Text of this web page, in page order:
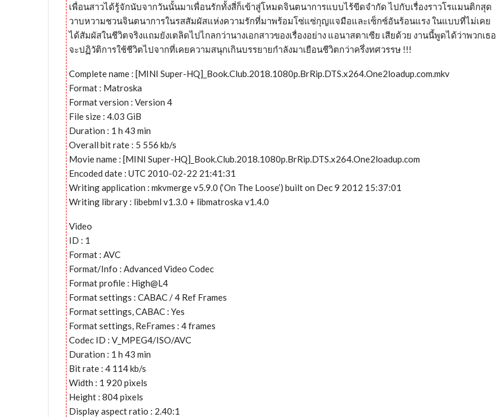
เพื่อนสาวได้รู้จักนับจากวันนั้นมาเพื่อนรักทั้งสี่ก็เข้าสู่โหมดจินตนาการแบบไร้ขีดจำกัด ไปกับเรื่องราวโรแมนติกสุด
วาบหวามชวนจินตนาการในรสสัมผัสแห่งความรักที่มาพร้อมโซ่แซ่กุญแจมือและเซ็กซ์อันร้อนแรง ในแบบที่ไม่เคย
ได้สัมผัสในชีวิตจริงแถมยังเตลิดไปไกลกว่านางเอกสาวของเรื่องอย่าง แอนาสตาเซีย เสียด้วย งานนี้พูดได้ว่าพวกเธอ
จะปฏิวัติการใช้ชีวิตไปจากที่เคยความสนุกเกินบรรยายกำลังมาเยือนชีวิตกว่าครึ่งทศวรรษ !!!
Complete name : [MINI Super-HQ]_Book.Club.2018.1080p.BrRip.DTS.x264.One2loadup.com.mkv
Format : Matroska
Format version : Version 4
File size : 4.03 GiB
Duration : 1 h 43 min
Overall bit rate : 5 556 kb/s
Movie name : [MINI Super-HQ]_Book.Club.2018.1080p.BrRip.DTS.x264.One2loadup.com
Encoded date : UTC 2010-02-22 21:41:31
Writing application : mkvmerge v5.9.0 (‘On The Loose’) built on Dec 9 2012 15:37:01
Writing library : libebml v1.3.0 + libmatroska v1.4.0
Video
ID : 1
Format : AVC
Format/Info : Advanced Video Codec
Format profile : High@L4
Format settings : CABAC / 4 Ref Frames
Format settings, CABAC : Yes
Format settings, ReFrames : 4 frames
Codec ID : V_MPEG4/ISO/AVC
Duration : 1 h 43 min
Bit rate : 4 114 kb/s
Width : 1 920 pixels
Height : 804 pixels
Display aspect ratio : 2.40:1